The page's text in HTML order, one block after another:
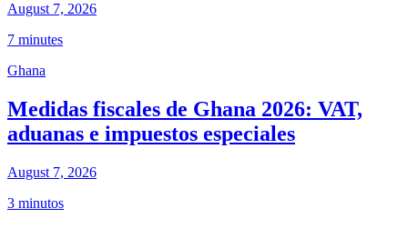
August 7, 2026
7 minutes
Ghana
Medidas fiscales de Ghana 2026: VAT,
aduanas e impuestos especiales
August 7, 2026
3 minutos